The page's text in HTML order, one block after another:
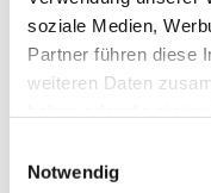
soziale Medien,
Partner führen diese
weiteren Daten
Notwendig